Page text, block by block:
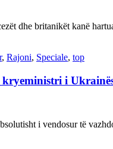
dhe britanikët kanë
, Rajoni, Speciale, top
i
i vendosur të